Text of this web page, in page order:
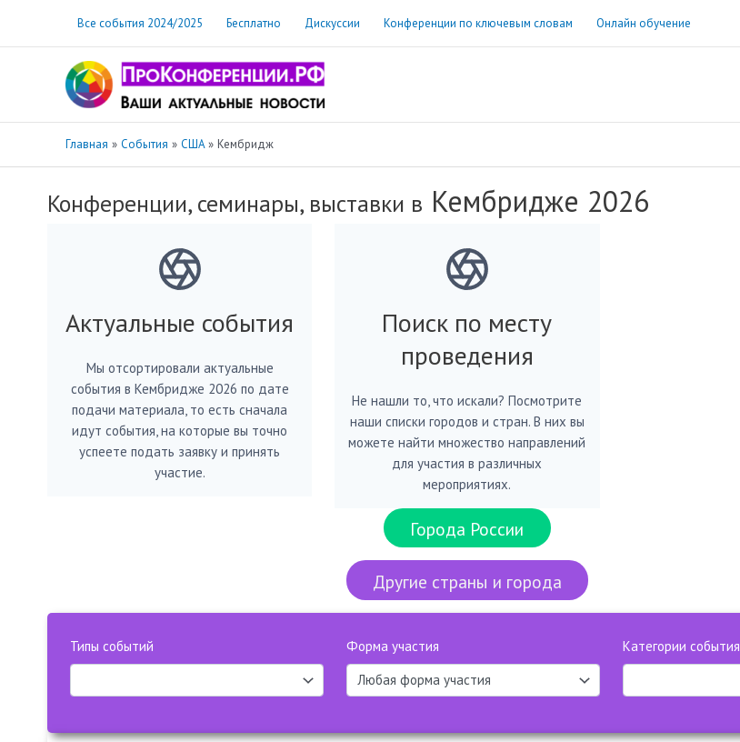
содержимому
Все события 2024/2025 Бесплатно Дискуссии Конференции по ключевым словам Онлайн обучение
Главная События США Кембридж
Конференции, семинары, выставки в Кембридже 2026
Актуальные события
Мы отсортировали актуальные
события в Кембридже 2026 по дате
подачи материала, то есть сначала
идут события, на которые вы точно
успеете подать заявку и принять
участие.
Поиск по месту
проведения
Не нашли то, что искали? Посмотрите
наши списки городов и стран. В них вы
можете найти множество направлений
для участия в различных
мероприятиях.
Города России
Другие страны и города
Типы событий Форма участия Категории события